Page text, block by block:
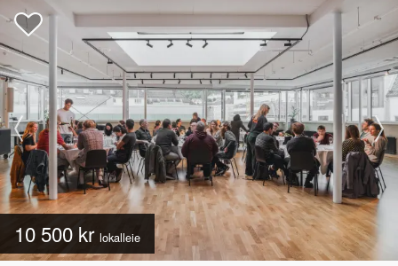
10 500 kr lokalleie